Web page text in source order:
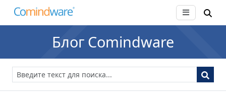
Блог Comindware